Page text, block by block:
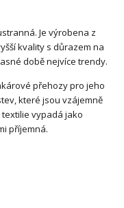
Je výrobena z
kvality s důrazem na
době nejvíce trendy.
přehozy pro jeho
které jsou vzájemně
vypadá jako
příjemná.